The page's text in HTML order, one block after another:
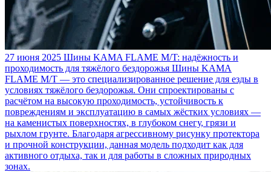
27 июня 2025 Шины KAMA FLAME M/T: надёжность и
проходимость для тяжёлого бездорожья Шины KAMA
FLAME M/T — это специализированное решение для езды в
условиях тяжёлого бездорожья. Они спроектированы с
расчётом на высокую проходимость, устойчивость к
повреждениям и эксплуатацию в самых жёстких условиях —
на каменистых поверхностях, в глубоком снегу, грязи и
рыхлом грунте. Благодаря агрессивному рисунку протектора
и прочной конструкции, данная модель подходит как для
активного отдыха, так и для работы в сложных природных
зонах.